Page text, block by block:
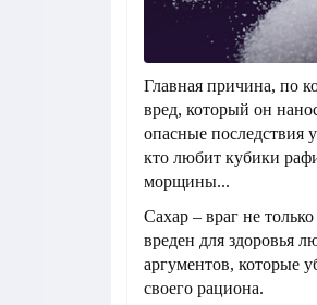
Главная причина, по
вред, который он
опасные последствия
кто любит кубики
морщины...
Сахар – враг не
вреден для здоровья
аргументов, которые
своего рациона.